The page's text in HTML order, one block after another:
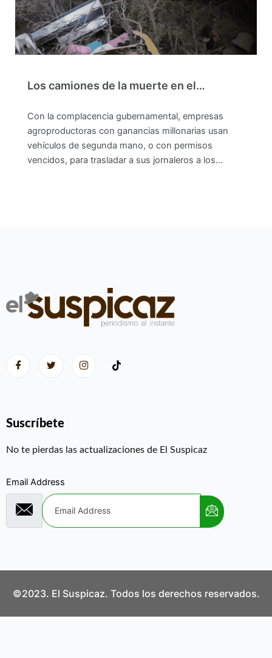
Los camiones de la muerte en el…
Con la complacencia gubernamental, empresas
agroproductoras con ganancias millonarias usan
vehículos de segunda mano, o con permisos
vencidos, para trasladar a sus jornaleros a los…
Suscríbete
No te pierdas las actualizaciones de El Suspicaz
Email Address
©2023. El Suspicaz. Todos los derechos reservados.